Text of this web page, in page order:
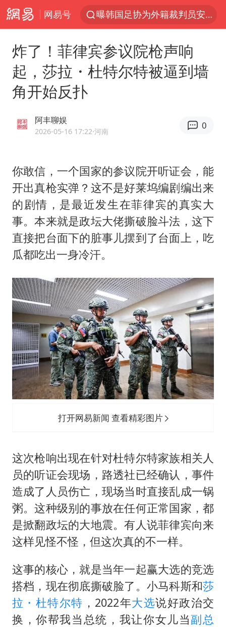
网易号
刘国正说向鹏打得很窝囊
向鹏0-3不敌张本智和
“新疆阿勒泰八月能滑雪”不实
陈幸同晋级WTT横滨冠军赛8强
国防部：坚决反制任何闹海挑衅图谋
宇树科技中一签需缴款7.54万元
两名乘客在飞机上因调节座椅起冲突
女儿为争财产堵门阻挠父亲出殡
今日立秋你咬秋了吗
炸了！菲律宾参议院枪声响
起，莎拉・杜特尔特被逼到墙
角开始反扑
阿丰聊娱
2026-05-16 17:22·河南
0
你敢信，一个国家的参议院开听证会，能
开出真枪实弹？这不是好莱坞编剧编出来
的剧情，是最近发生在菲律宾的真实大
事。本来就是政坛大佬撕破脸斗法，这下
直接把台面下的脏事儿摆到了台面上，吃
瓜都吃出一身冷汗。
打开网易新闻 查看精彩图片
这次枪响出现在针对杜特尔特家族相关人
员的听证会现场，路透社已经确认，事件
造成了人员伤亡，现场当时直接乱成一锅
粥。这种级别的事放在任何正常国家，都
是掀翻政坛的大地震。有人说菲律宾向来
这样见怪不怪，但这次真的不一样。
这事的核心，就是当年一起赢大选的竞选
搭档，现在彻底撕破脸了。小马科斯和莎
拉・杜特尔特 ，2022年大选说好政治交
换，你帮我当总统，我让你女儿当副总